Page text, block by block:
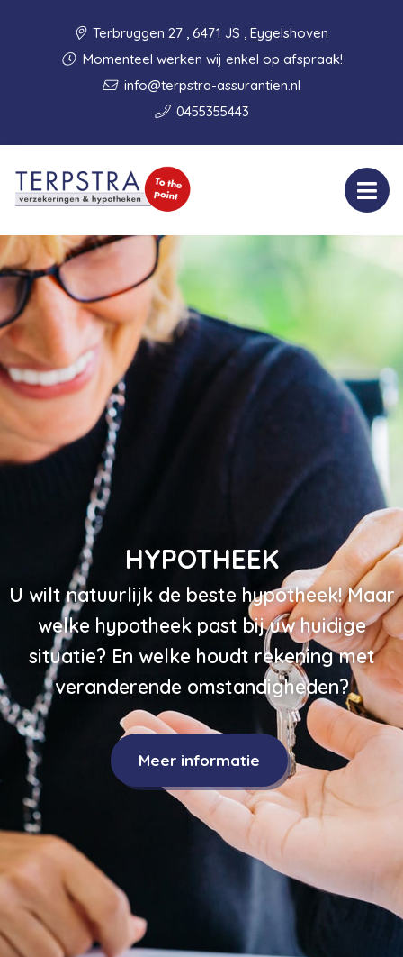
Terbruggen 27 , 6471 JS , Eygelshoven
Momenteel werken wij enkel op afspraak!
info@terpstra-assurantien.nl
0455355443
HYPOTHEEK
U wilt natuurlijk de beste hypotheek! Maar
welke hypotheek past bij uw huidige
situatie? En welke houdt rekening met
veranderende omstandigheden?
Meer informatie